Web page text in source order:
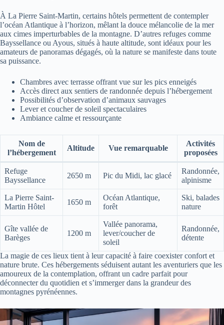
À La Pierre Saint-Martin, certains hôtels permettent de contempler
l’océan Atlantique à l’horizon, mêlant la douce mélancolie de la mer
aux cimes imperturbables de la montagne. D’autres refuges comme
Bayssellance ou Ayous, situés à haute altitude, sont idéaux pour les
amateurs de panoramas dégagés, où la nature se manifeste dans toute
sa puissance.
Chambres avec terrasse offrant vue sur les pics enneigés
Accès direct aux sentiers de randonnée depuis l’hébergement
Possibilités d’observation d’animaux sauvages
Lever et coucher de soleil spectaculaires
Ambiance calme et ressourçante
Nom de
l’hébergement
Altitude Vue remarquable
Activités
proposées
Refuge
Bayssellance
2650 m Pic du Midi, lac glacé
Randonnée,
alpinisme
La Pierre Saint-
Martin Hôtel
1650 m
Océan Atlantique,
forêt
Ski, balades
nature
Gîte vallée de
Barèges
1200 m
Vallée panorama,
lever/coucher de
soleil
Randonnée,
détente
La magie de ces lieux tient à leur capacité à faire coexister confort et
nature brute. Ces hébergements séduisent autant les aventuriers que les
amoureux de la contemplation, offrant un cadre parfait pour
déconnecter du quotidien et s’immerger dans la grandeur des
montagnes pyrénéennes.